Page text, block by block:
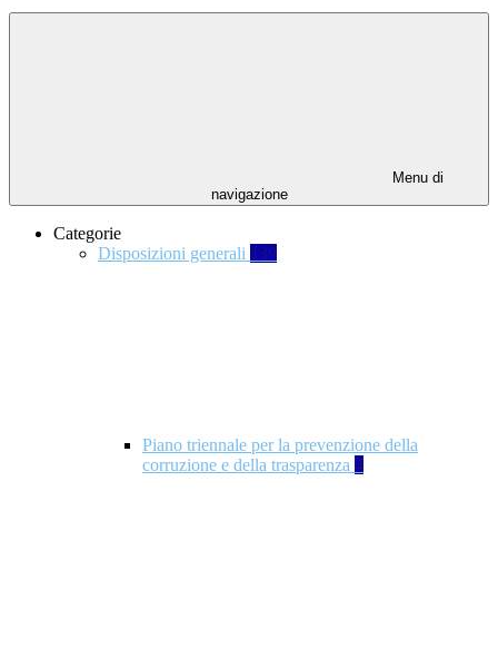
Menu di
navigazione
Categorie
Disposizioni generali 139
Piano triennale per la prevenzione della
corruzione e della trasparenza 4